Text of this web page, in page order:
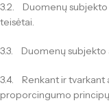
3.2. Duomenų subjekto
teisėtai.
3.3. Duomenų subjekto
3.4. Renkant ir tvarkant
proporcingumo